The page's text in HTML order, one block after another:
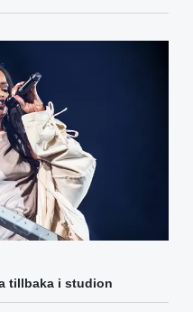
tillbaka i studion